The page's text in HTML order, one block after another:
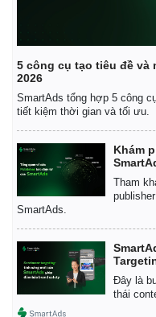
Vụ án
5 công cụ tạo tiêu đề và
2026
SmartAds tổng hợp 5 công
tiết kiệm thời gian và tối ưu.
Khám
Tham
SmartAds.
Đây là
thái